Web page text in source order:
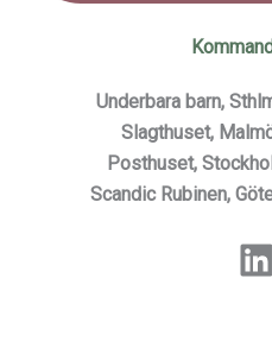
Underbara barn,
Slagthuset,
Posthuset,
Scandic Rubinen,